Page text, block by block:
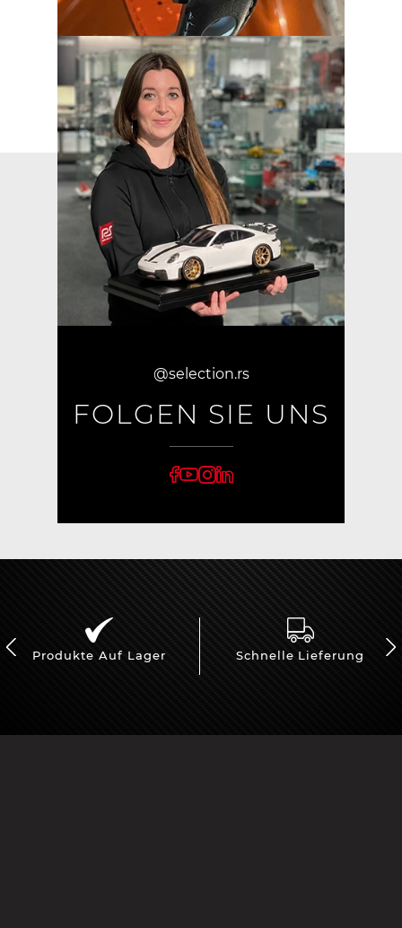
@selection.rs
FOLGEN SIE UNS
Produkte Auf Lager Schnelle Lieferung